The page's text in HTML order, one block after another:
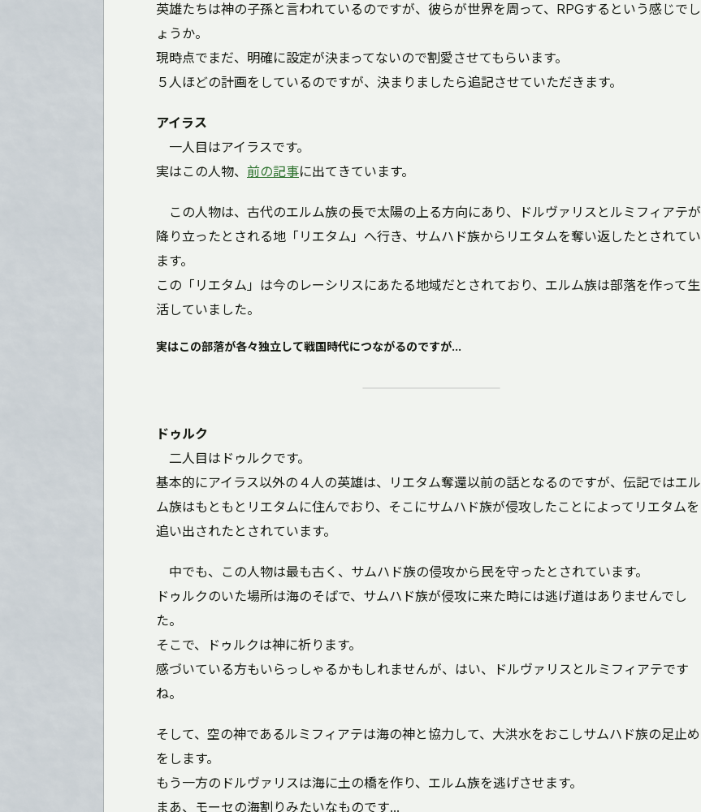
英雄たちは神の子孫と言われているのですが、彼らが世界を周って、RPGするという感じでし
ょうか。
現時点でまだ、明確に設定が決まってないので割愛させてもらいます。
５人ほどの計画をしているのですが、決まりましたら追記させていただきます。
アイラス
一人目はアイラスです。
実はこの人物、 前の記事に出てきています。
この人物は、古代のエルム族の長で太陽の上る方向にあり、ドルヴァリスとルミフィアテが
降り立ったとされる地「リエタム」へ行き、サムハド族からリエタムを奪い返したとされてい
ます。
この「リエタム」は今のレーシリスにあたる地域だとされており、エルム族は部落を作って生
活していました。
実はこの部落が各々独立して戦国時代につながるのですが...
ドゥルク
二人目はドゥルクです。
基本的にアイラス以外の４人の英雄は、リエタム奪還以前の話となるのですが、伝記ではエル
ム族はもともとリエタムに住んでおり、そこにサムハド族が侵攻したことによってリエタムを
追い出されたとされています。
中でも、この人物は最も古く、サムハド族の侵攻から民を守ったとされています。
ドゥルクのいた場所は海のそばで、サムハド族が侵攻に来た時には逃げ道はありませんでし
た。
そこで、ドゥルクは神に祈ります。
感づいている方もいらっしゃるかもしれませんが、はい、ドルヴァリスとルミフィアテです
ね。
そして、空の神であるルミフィアテは海の神と協力して、大洪水をおこしサムハド族の足止め
をします。
もう一方のドルヴァリスは海に土の橋を作り、エルム族を逃げさせます。
まあ、モーセの海割りみたいなものです...